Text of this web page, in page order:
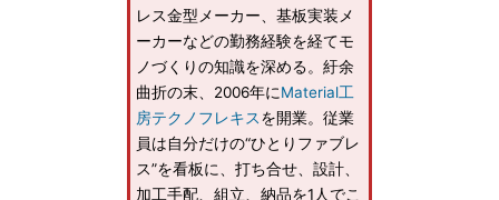
レス金型メーカー、基板実装メ
ーカーなどの勤務経験を経てモ
ノづくりの知識を深める。紆余
曲折の末、2006年にMaterial工
房テクノフレキスを開業。従業
員は自分だけの“ひとりファブレ
ス”を看板に、打ち合せ、設計、
加工手配、組立、納品を1人でこ